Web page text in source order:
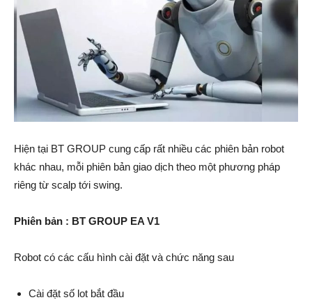
Hiện tại BT GROUP cung cấp rất nhiều các phiên bản robot
khác nhau, mỗi phiên bản giao dịch theo một phương pháp
riêng từ scalp tới swing.
Phiên bản : BT GROUP EA V1
Robot có các cấu hình cài đặt và chức năng sau
Cài đặt số lot bắt đầu